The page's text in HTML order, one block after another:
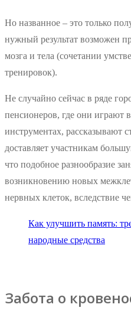
Но названное – это только
нужный результат возможен
мозга и тела (сочетании
тренировок).
Не случайно сейчас в ряде
пенсионеров, где они играют
инструментах, рассказывают
доставляет участникам
что подобное разнообразие
возникновению новых
нервных клеток, вследствие
Как улучшить память:
народные средства
Забота о